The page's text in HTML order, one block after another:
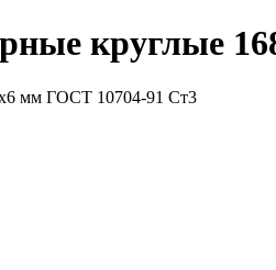
круглые